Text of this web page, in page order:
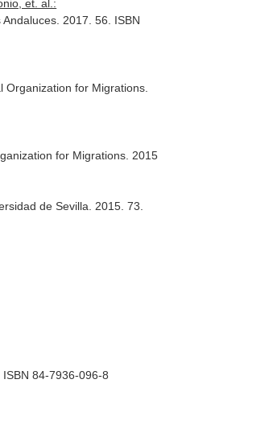
et. al.:
2017. 56. ISBN
for Migrations.
for Migrations. 2015
de Sevilla. 2015. 73.
84-7936-096-8